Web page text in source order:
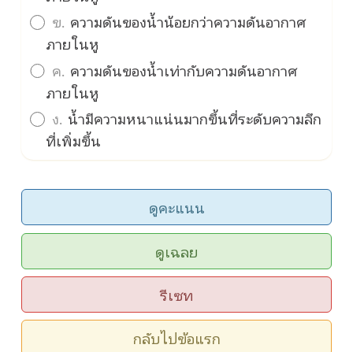
ข. ความดันของน้ำน้อยกว่าความดันอากาศ
ภายในหู
ค. ความดันของน้ำเท่ากับความดันอากาศ
ภายในหู
ง. น้ำมีความหนาแน่นมากขึ้นที่ระดับความลึก
ที่เพิ่มขึ้น
ดูคะแนน
ดูเฉลย
รีเซท
กลับไปข้อแรก